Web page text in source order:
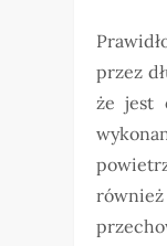
przez
że jest